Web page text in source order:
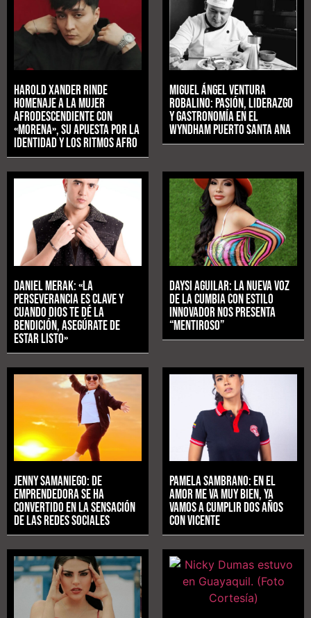
Harold Xander rinde
homenaje a la mujer
afrodescendiente con
«MORENA», su apuesta por la
identidad y los ritmos afro
Miguel Ángel Ventura
Robalino: pasión, liderazgo
y gastronomía en el
Wyndham Puerto Santa Ana
Daniel Merak: «La
perseverancia es clave y
cuando Dios te dé la
bendición, asegúrate de
estar listo»
Daysi Aguilar: La nueva voz
de la cumbia con estilo
innovador nos presenta
“Mentiroso”
Jenny Samaniego: De
emprendedora se ha
convertido en la sensación
de las redes sociales
Pamela Sambrano: En el
amor me va muy bien, ya
vamos a cumplir dos años
con Vicente